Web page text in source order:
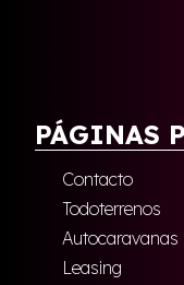
PÁGINAS
Contacto
Todoterrenos
Autocaravanas
Leasing